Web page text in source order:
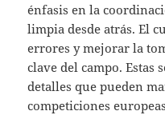
énfasis en la
limpia desde atrás. El
errores y mejorar la
clave del campo. Estas
detalles que pueden
competiciones